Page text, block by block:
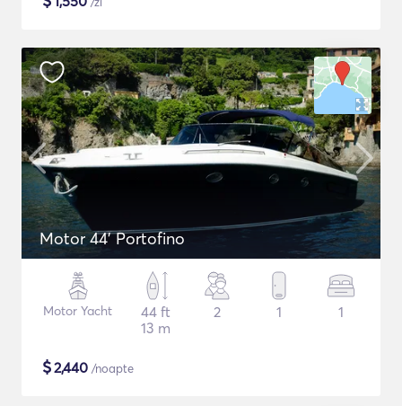
Motor 44' Portofino
Motor Yacht
44 ft
13 m
2 1 1
$2,440 /noapte